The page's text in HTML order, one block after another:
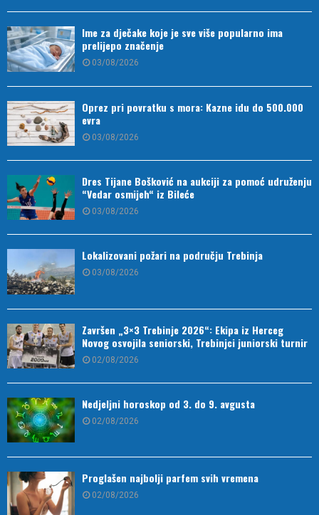
Ime za dječake koje je sve više popularno ima
prelijepo značenje
03/08/2026
Oprez pri povratku s mora: Kazne idu do 500.000
evra
03/08/2026
Dres Tijane Bošković na aukciji za pomoć udruženju
“Vedar osmijeh“ iz Bileće
03/08/2026
Lokalizovani požari na području Trebinja
03/08/2026
Završen „3×3 Trebinje 2026“: Ekipa iz Herceg
Novog osvojila seniorski, Trebinjci juniorski turnir
02/08/2026
Nedjeljni horoskop od 3. do 9. avgusta
02/08/2026
Proglašen najbolji parfem svih vremena
02/08/2026